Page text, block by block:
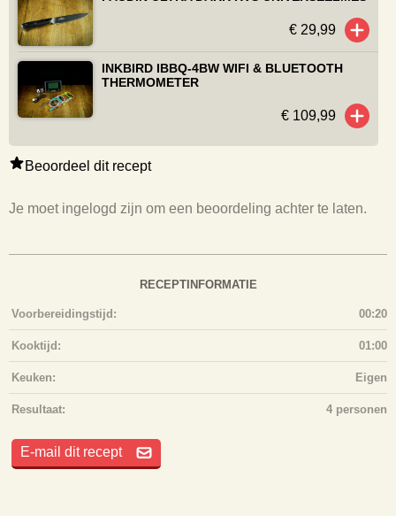
Beoordeel dit recept
Je moet ingelogd zijn om een beoordeling achter te laten.
RECEPTINFORMATIE
Voorbereidingstijd: 00:20
Kooktijd: 01:00
Keuken: Eigen
Resultaat: 4 personen
E-mail dit recept
€ 29,99
INKBIRD IBBQ-4BW WIFI & BLUETOOTH
THERMOMETER
€ 109,99